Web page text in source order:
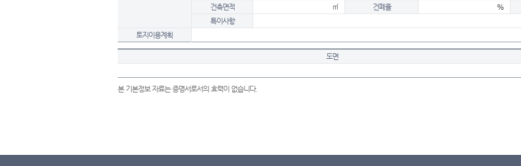
건축면적
㎡ 건폐율 %
특이사항
토지이용계획
도면
본 기본정보 자료는 증명서로서의 효력이 없습니다.